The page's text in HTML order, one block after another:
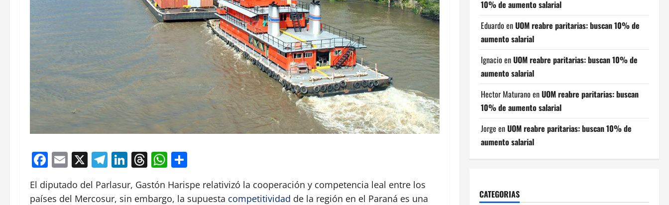
Facebook
Email
X Telegram
LinkedIn
Threads
WhatsApp
El diputado del Parlasur, Gastón Harispe relativizó la cooperación y competencia leal entre los
países del Mercosur, sin embargo, la supuesta competitividad de la región en el Paraná es una
10% de aumento salarial
Eduardo enUOM reabre paritarias: buscan 10% de
aumento salarial
Ignacio enUOM reabre paritarias: buscan 10% de
aumento salarial
Hector Maturano enUOM reabre paritarias: buscan
10% de aumento salarial
Jorge enUOM reabre paritarias: buscan 10% de
aumento salarial
CATEGORIAS